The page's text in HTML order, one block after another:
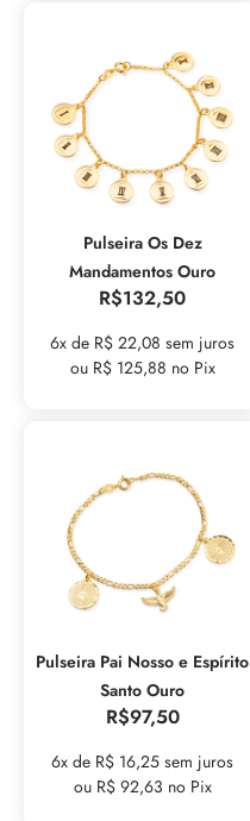
Pulseira Os Dez
Mandamentos Ouro
R$132,50
6x de R$ 22,08 sem juros
ou R$ 125,88 no Pix
Pulseira Pai Nosso e Espírito
Santo Ouro
R$97,50
6x de R$ 16,25 sem juros
ou R$ 92,63 no Pix